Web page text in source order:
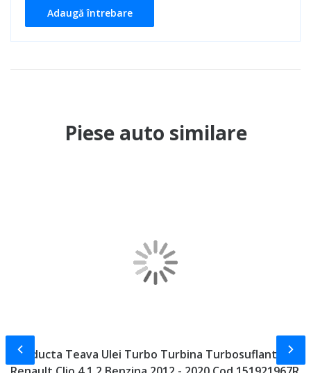
Adaugă întrebare
Piese auto similare
Conducta Teava Ulei Turbo Turbina Turbosuflanta
Slide-ul anterior